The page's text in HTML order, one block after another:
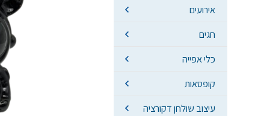
אירועים
חגים
כלי אפייה
קופסאות
עיצוב שולחן דקורציה